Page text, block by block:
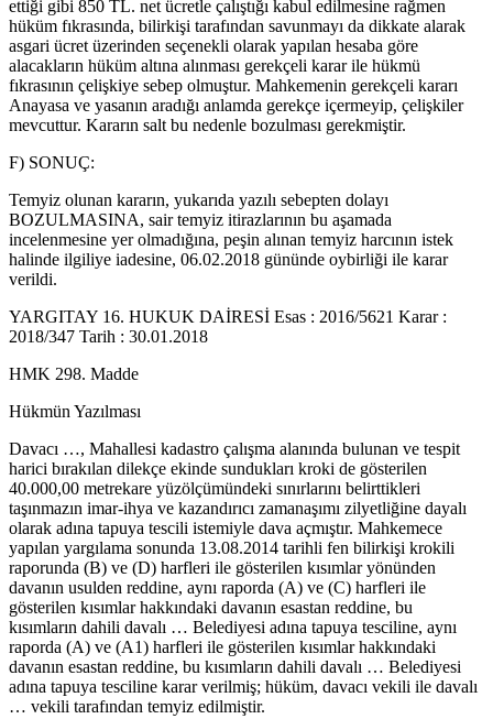
ettiği gibi 850 TL. net ücretle çalıştığı kabul edilmesine rağmen
hüküm fıkrasında, bilirkişi tarafından savunmayı da dikkate alarak
asgari ücret üzerinden seçenekli olarak yapılan hesaba göre
alacakların hüküm altına alınması gerekçeli karar ile hükmü
fıkrasının çelişkiye sebep olmuştur. Mahkemenin gerekçeli kararı
Anayasa ve yasanın aradığı anlamda gerekçe içermeyip, çelişkiler
mevcuttur. Kararın salt bu nedenle bozulması gerekmiştir.
F) SONUÇ:
Temyiz olunan kararın, yukarıda yazılı sebepten dolayı
BOZULMASINA, sair temyiz itirazlarının bu aşamada
incelenmesine yer olmadığına, peşin alınan temyiz harcının istek
halinde ilgiliye iadesine, 06.02.2018 gününde oybirliği ile karar
verildi.
YARGITAY 16. HUKUK DAİRESİ Esas : 2016/5621 Karar :
2018/347 Tarih : 30.01.2018
HMK 298. Madde
Hükmün Yazılması
Davacı …, Mahallesi kadastro çalışma alanında bulunan ve tespit
harici bırakılan dilekçe ekinde sundukları kroki de gösterilen
40.000,00 metrekare yüzölçümündeki sınırlarını belirttikleri
taşınmazın imar-ihya ve kazandırıcı zamanaşımı zilyetliğine dayalı
olarak adına tapuya tescili istemiyle dava açmıştır. Mahkemece
yapılan yargılama sonunda 13.08.2014 tarihli fen bilirkişi krokili
raporunda (B) ve (D) harfleri ile gösterilen kısımlar yönünden
davanın usulden reddine, aynı raporda (A) ve (C) harfleri ile
gösterilen kısımlar hakkındaki davanın esastan reddine, bu
kısımların dahili davalı … Belediyesi adına tapuya tesciline, aynı
raporda (A) ve (A1) harfleri ile gösterilen kısımlar hakkındaki
davanın esastan reddine, bu kısımların dahili davalı … Belediyesi
adına tapuya tesciline karar verilmiş; hüküm, davacı vekili ile davalı
… vekili tarafından temyiz edilmiştir.